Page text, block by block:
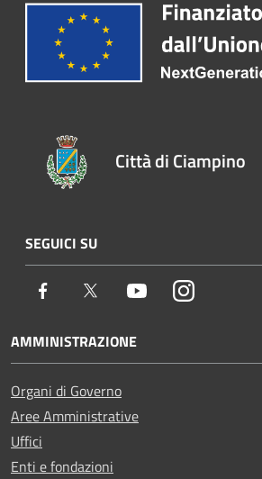
Città di Ciampino
SEGUICI SU
Facebook Twitter YoutubeInstagram
AMMINISTRAZIONE
Organi di Governo
Aree Amministrative
Uffici
Enti e fondazioni